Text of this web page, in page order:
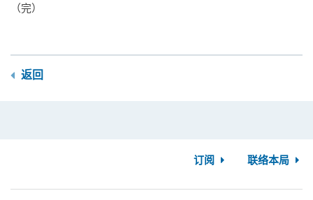
（完）
返回
订阅 联络本局